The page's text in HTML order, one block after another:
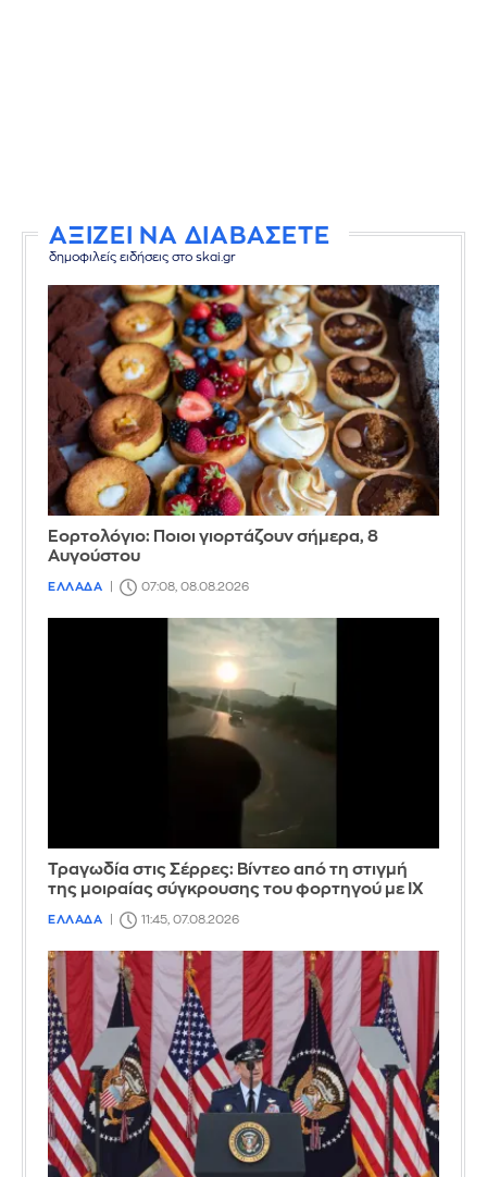
ΑΞΙΖΕΙ ΝΑ ΔΙΑΒΑΣΕΤΕ
δημοφιλείς ειδήσεις στο skai.gr
Εορτολόγιο: Ποιοι γιορτάζουν σήμερα, 8
Αυγούστου
ΕΛΛΑΔΑ 07:08, 08.08.2026
Τραγωδία στις Σέρρες: Βίντεο από τη στιγμή
της μοιραίας σύγκρουσης του φορτηγού με ΙΧ
ΕΛΛΑΔΑ 11:45, 07.08.2026